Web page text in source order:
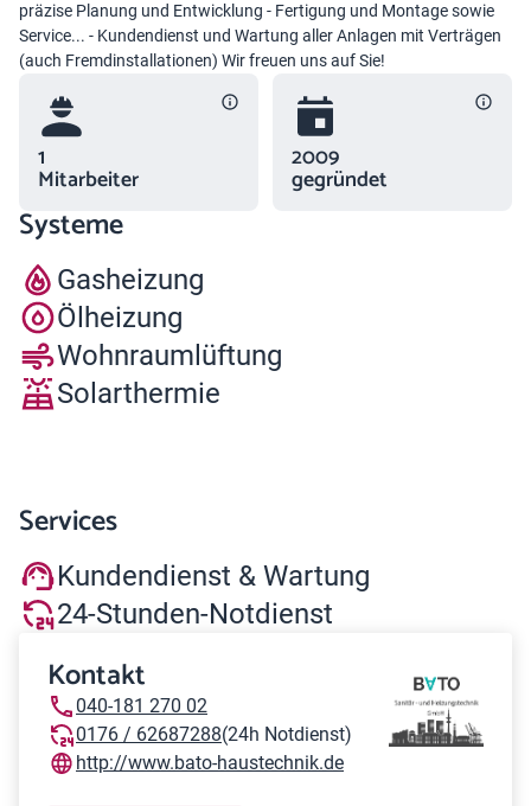
präzise Planung und Entwicklung - Fertigung und Montage sowie
Service... - Kundendienst und Wartung aller Anlagen mit Verträgen
(auch Fremdinstallationen) Wir freuen uns auf Sie!
1
Mitarbeiter
2009
gegründet
Systeme
Gasheizung
Ölheizung
Wohnraumlüftung
Solarthermie
Services
Kundendienst & Wartung
24-Stunden-Notdienst
Kontakt
040-181 270 02
0176 / 62687288(24h Notdienst)
http://www.bato-haustechnik.de